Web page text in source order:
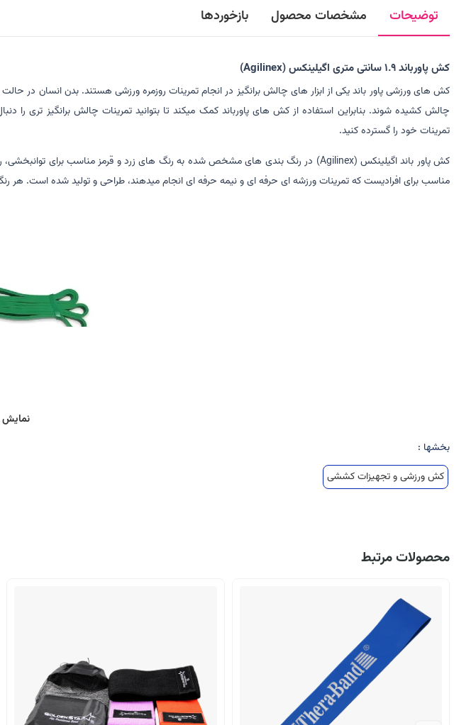
توضیحات مشخصات محصول بازخوردها
کش پاورباند 1.9 سانتی متری اگیلینکس (Agilinex)
کش های ورزشی پاور باند یکی از ابزار های چالش برانگیز در انجام تمرینات روزمره ورزشی هستند. بدن انسان در
چالش کشیده شوند. بنابراین استفاده از کش های پاورباند کمک میکند تا بتوانید تمرینات چالش برانگیز تری
تمرینات خود را گسترده کنید.
کش پاور باند اگیلینکس (Agilinex) در رنگ بندی های مشخص شده به رنگ های
زرد و قرمز مناسب برای
مناسب برای افرادیست که تمرینات ورزشه ای حرفه ای و نیمه حرفه ای انجام میدهند، طراحی و تولید شده است.
بخشها :
کش ورزشی و تجهیزات کششی
محصولات مرتبط